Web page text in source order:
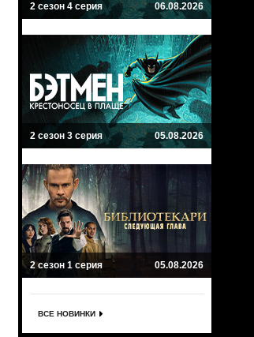
2 сезон 4 серия 06.08.2026
2 сезон 3 серия 05.08.2026
2 сезон 1 серия 05.08.2026
ВСЕ НОВИНКИ